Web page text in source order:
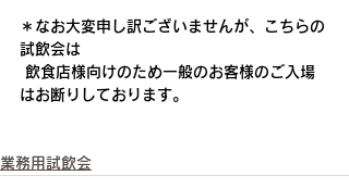
＊なお大変申し訳ございませんが、こちらの
試飲会は
はお断りしております。
業務用試飲会